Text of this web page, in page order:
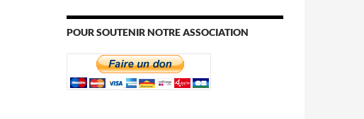
POUR SOUTENIR NOTRE ASSOCIATION